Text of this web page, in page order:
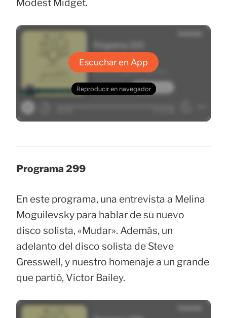
Modest Midget.
Programa 299
En este programa, una entrevista a Melina
Moguilevsky para hablar de su nuevo
disco solista, «Mudar». Además, un
adelanto del disco solista de Steve
Gresswell, y nuestro homenaje a un grande
que partió, Victor Bailey.